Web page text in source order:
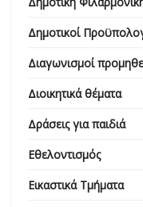
Δημοτικοί
Διαγωνισμοί
Διοικητικά θέματα
Δράσεις για παιδιά
Εθελοντισμός
Εικαστικά Τμήματα